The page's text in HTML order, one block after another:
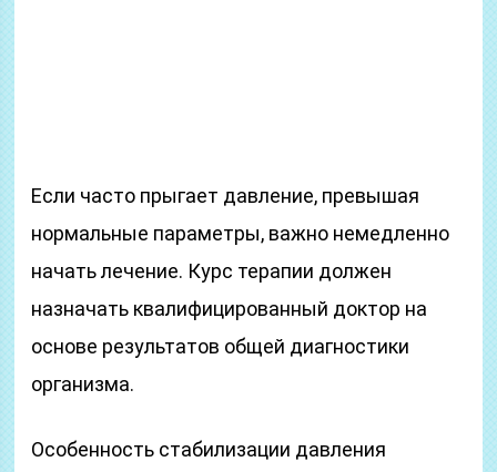
Если часто прыгает давление, превышая
нормальные параметры, важно немедленно
начать лечение. Курс терапии должен
назначать квалифицированный доктор на
основе результатов общей диагностики
организма.
Особенность стабилизации давления